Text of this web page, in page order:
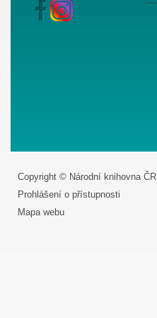
Copyright © Národní knihovna ČR
Prohlášení o přístupnosti
Mapa webu